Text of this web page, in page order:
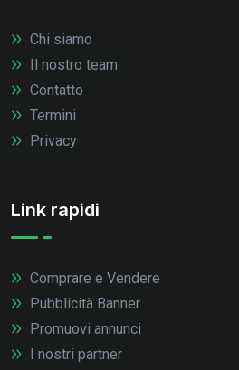
Chi siamo
Il nostro team
Contatto
Termini
Privacy
Link rapidi
Comprare e Vendere
Pubblicità Banner
Promuovi annunci
I nostri partner